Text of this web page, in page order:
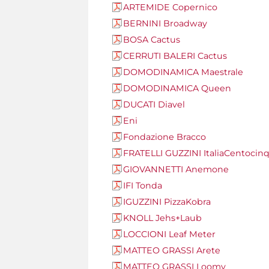
ARTEMIDE Copernico
BERNINI Broadway
BOSA Cactus
CERRUTI BALERI Cactus
DOMODINAMICA Maestrale
DOMODINAMICA Queen
DUCATI Diavel
Eni
Fondazione Bracco
FRATELLI GUZZINI
GIOVANNETTI Anemone
IFI Tonda
IGUZZINI PizzaKobra
KNOLL Jehs+Laub
LOCCIONI Leaf Meter
MATTEO GRASSI Arete
MATTEO GRASSI Loomy